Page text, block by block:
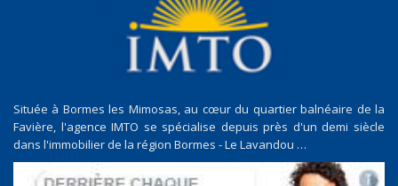
Située à Bormes les Mimosas, au cœur du quartier balnéaire de la
Favière, l'agence IMTO se spécialise depuis près d'un demi siècle
dans l'immobilier de la région Bormes - Le Lavandou …